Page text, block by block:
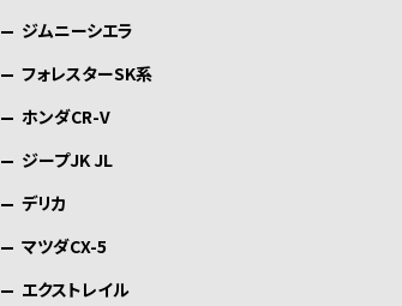
ジムニーシエラ
フォレスターSK系
ホンダCR-V
ジープJK JL
デリカ
マツダCX-5
エクストレイル